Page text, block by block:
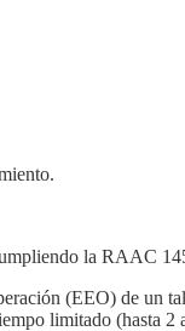
la RAAC
(EEO) de un
limitado (hasta 2